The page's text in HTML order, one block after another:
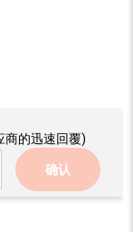
商的迅速回覆)
确认